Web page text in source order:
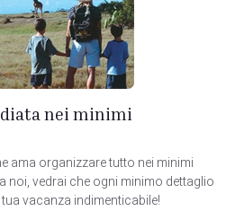
nei minimi
ama organizzare tutto nei minimi
noi, vedrai che ogni minimo dettaglio
vacanza indimenticabile!